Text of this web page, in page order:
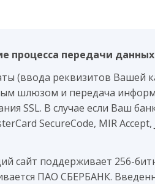
процесса передачи
(ввода реквизитов Вашей
шлюзом и передача
SSL. В случае если Ваш
SecureCode, MIR
сайт поддерживает 256-
ПАО СБЕРБАНК.